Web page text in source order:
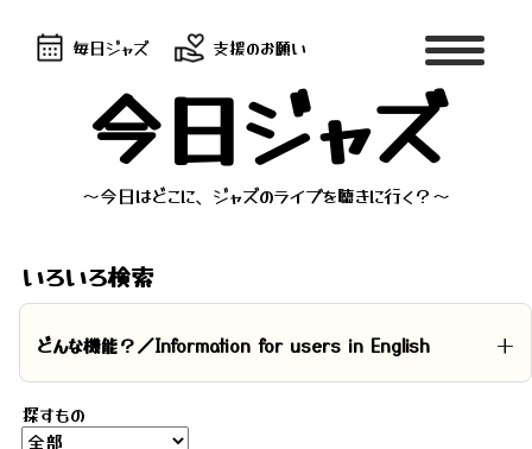
毎日ジャズ 支援のお願い
今日ジャズ
～今日はどこに、ジャズのライブを聴きに行く？～
いろいろ検索
どんな機能？／Information for users in English
探すもの